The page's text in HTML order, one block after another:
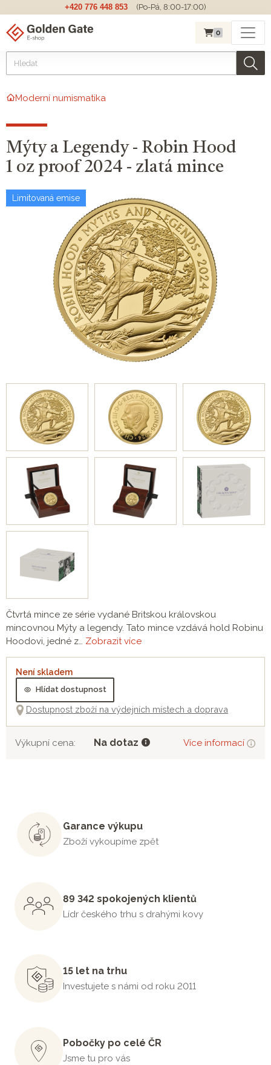
+420 776 448 853 (Po-Pá, 8:00-17:00)
0
Moderní numismatika
Mýty a Legendy - Robin Hood
1 oz proof 2024 - zlatá mince
Limitovaná emise
Čtvrtá mince ze série vydané Britskou královskou
mincovnou Mýty a legendy. Tato mince vzdává hold Robinu
Hoodovi, jedné z… Zobrazit více
Není skladem
Hlídat dostupnost
Dostupnost zboží na výdejních místech a doprava
Výkupní cena: Na dotaz Více informací
Garance výkupu
Zboží vykoupíme zpět
89 342 spokojených klientů
Lídr českého trhu s drahými kovy
15 let na trhu
Investujete s námi od roku 2011
Pobočky po celé ČR
Jsme tu pro vás